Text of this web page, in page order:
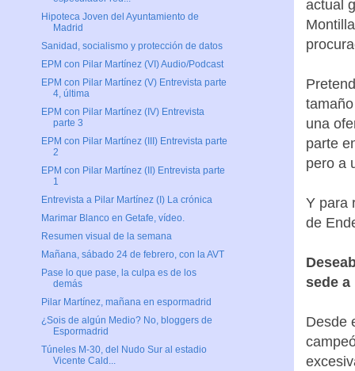
actual
una
parte
pero a
Y para
de
sede a
Desde
Hipoteca Joven del Ayuntamiento de
Madrid
Sanidad, socialismo y protección de datos
EPM con Pilar Martínez (VI) Audio/Podcast
EPM con Pilar Martínez (V) Entrevista parte
4, última
EPM con Pilar Martínez (IV) Entrevista
parte 3
EPM con Pilar Martínez (III) Entrevista parte
2
EPM con Pilar Martínez (II) Entrevista parte
1
Entrevista a Pilar Martínez (I) La crónica
Marimar Blanco en Getafe, vídeo.
Resumen visual de la semana
Mañana, sábado 24 de febrero, con la AVT
Pase lo que pase, la culpa es de los
demás
Pilar Martínez, mañana en espormadrid
¿Sois de algún Medio? No, bloggers de
Espormadrid
Túneles M-30, del Nudo Sur al estadio
Vicente Cald...